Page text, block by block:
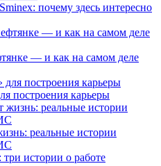
почему здесь интересно
— и как на самом деле
построения карьеры
реальные истории